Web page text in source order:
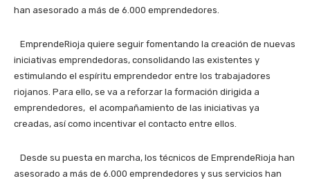
han asesorado a más de 6.000 emprendedores.
EmprendeRioja quiere seguir fomentando la creación de nuevas
iniciativas emprendedoras, consolidando las existentes y
estimulando el espíritu emprendedor entre los trabajadores
riojanos. Para ello, se va a reforzar la formación dirigida a
emprendedores, el acompañamiento de las iniciativas ya
creadas, así como incentivar el contacto entre ellos.
Desde su puesta en marcha, los técnicos de EmprendeRioja han
asesorado a más de 6.000 emprendedores y sus servicios han